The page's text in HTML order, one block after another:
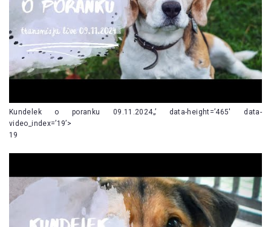
Kundelek o poranku 09.11.2024„’ data-height=’465′ data-
video_index=’19’>
19